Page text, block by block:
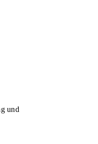
und